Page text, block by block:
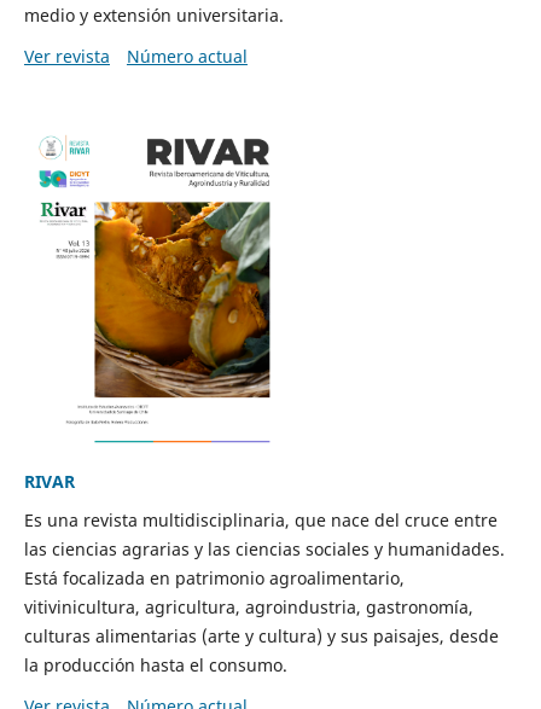
medio y extensión universitaria.
Ver revista
Número actual
RIVAR
Es una revista multidisciplinaria, que nace del cruce entre
las ciencias agrarias y las ciencias sociales y humanidades.
Está focalizada en patrimonio agroalimentario,
vitivinicultura, agricultura, agroindustria, gastronomía,
culturas alimentarias (arte y cultura) y sus paisajes, desde
la producción hasta el consumo.